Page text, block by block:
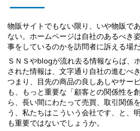
物販サイトでもない限り、いや物販で
ない。ホームページは自社のあるべき
事をしているのかを訪問者に訴える場
ＳＮＳやblogが流れ去る情報ならば、
された情報は、文字通り自社の進むべ
つまり、目先の商品の良しあしやサー
も、もっと重要な「顧客との関係性を
ら、長い間にわたって売買、取引関係
う、私たちはこういう会社です、と、
も重要ではないでしょうか。